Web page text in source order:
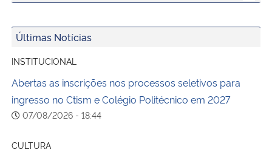
Últimas Notícias
INSTITUCIONAL
Abertas as inscrições nos processos seletivos para
ingresso no Ctism e Colégio Politécnico em 2027
07/08/2026 - 18:44
CULTURA